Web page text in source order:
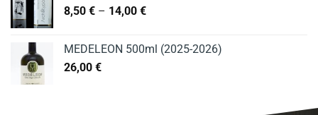
8,50 € – 14,00 €Price
through
MEDELEON 500ml (2025-2026)
26,00 €